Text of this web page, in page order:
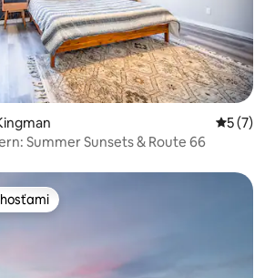
5 (7)
Summer Sunsets & Route 66